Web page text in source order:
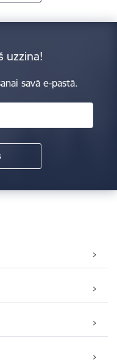
uzzina!
savā e-pastā.